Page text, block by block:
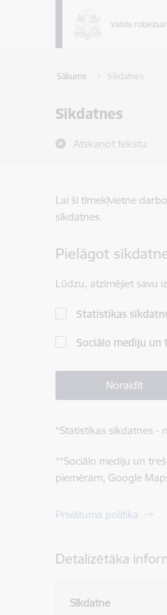
Sākums Sīkdatnes
Sīkdatnes
Atskaņot tekstu
Lai šī tīmekļvietne
sīkdatnes.
Pielāgot
Lūdzu, atzīmējiet savu
Statistikas
Sociālo mediju un
Noraidīt
*Statistikas sīkdatnes -
**Sociālo mediju un
piemēram, Google
Privātuma politika
Detalizētāka
Sīkdatne